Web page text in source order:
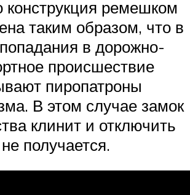
ремешком
таким образом, что в
в дорожно-
происшествие
пиропатроны
В этом случае замок
клинит и отключить
получается.